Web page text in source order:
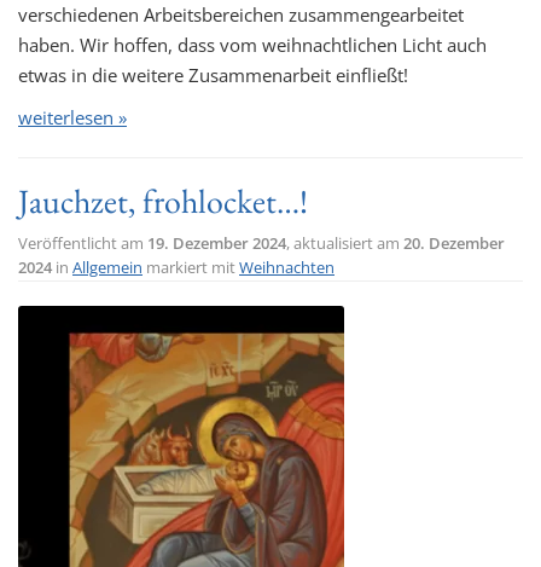
verschiedenen Arbeitsbereichen zusammengearbeitet
haben. Wir hoffen, dass vom weihnachtlichen Licht auch
etwas in die weitere Zusammenarbeit einfließt!
weiterlesen »
Jauchzet, frohlocket…!
Veröffentlicht am 19. Dezember 2024, aktualisiert am 20. Dezember
2024 in Allgemein markiert mitWeihnachten